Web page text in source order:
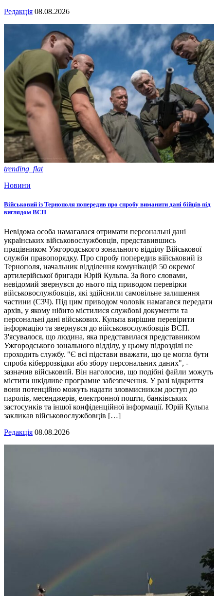
Редакція 08.08.2026
trending_flat
Новини
Військовий із Тернополя попередив про спробу виманити дані бійців під
виглядом ВСП
Невідома особа намагалася отримати персональні дані
українських військовослужбовців, представившись
працівником Ужгородського зонального відділу Військової
служби правопорядку. Про спробу попередив військовий із
Тернополя, начальник відділення комунікацій 50 окремої
артилерійської бригади Юрій Кульпа. За його словами,
невідомий звернувся до нього під приводом перевірки
військовослужбовців, які здійснили самовільне залишення
частини (СЗЧ). Під цим приводом чоловік намагався передати
архів, у якому нібито містилися службові документи та
персональні дані військових. Кульпа вирішив перевірити
інформацію та звернувся до військовослужбовців ВСП.
З'ясувалося, що людина, яка представилася представником
Ужгородського зонального відділу, у цьому підрозділі не
проходить службу. "Є всі підстави вважати, що це могла бути
спроба кіберрозвідки або збору персональних даних", -
зазначив військовий. Він наголосив, що подібні файли можуть
містити шкідливе програмне забезпечення. У разі відкриття
вони потенційно можуть надати зловмисникам доступ до
паролів, месенджерів, електронної пошти, банківських
застосунків та іншої конфіденційної інформації. Юрій Кульпа
закликав військовослужбовців […]
Редакція 08.08.2026